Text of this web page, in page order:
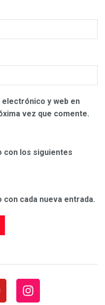
y web en
vez que comente.
con los siguientes
cada nueva entrada.